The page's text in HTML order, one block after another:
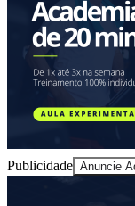
Publicidade Anuncie